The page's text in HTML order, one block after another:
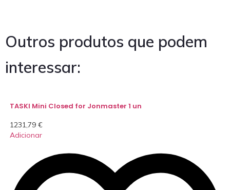
Outros produtos que podem
interessar:
TASKI Mini Closed for Jonmaster 1 un
1231,79 €
Adicionar